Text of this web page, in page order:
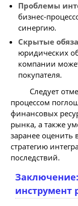
Проблемы
бизнес-
синергию.
Cкрытые
юридических
компании
покупателя.
Cледует
процессом
финансовых
рынка, а также
заранее оценить
стратегию
последствий.
инструмент